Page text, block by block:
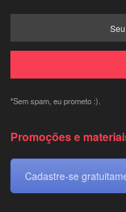
*Sem spam, eu prometo :).
Promoções e
Cadastre-se